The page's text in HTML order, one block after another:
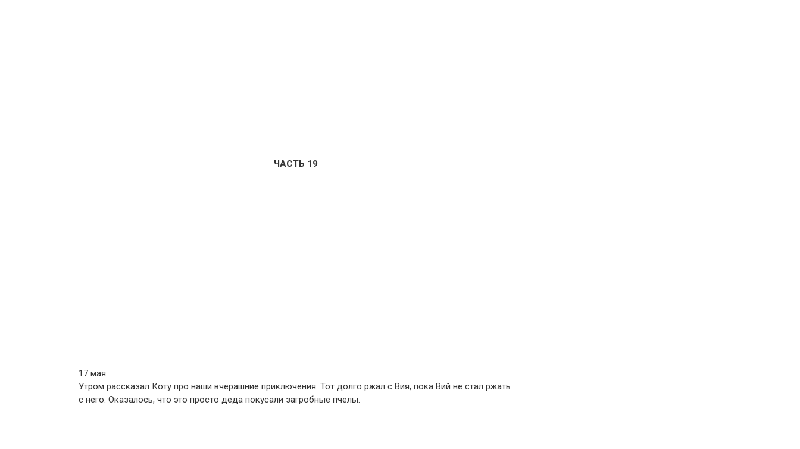
ЧАСТЬ 19
17 мая.
Утром рассказал Коту про наши вчерашние приключения. Тот долго ржал с Вия, пока Вий не стал ржать
с него. Оказалось, что это просто деда покусали загробные пчелы.